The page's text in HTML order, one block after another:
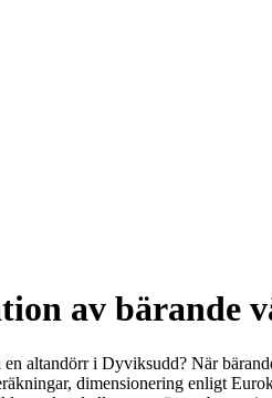
av bärande
altandörr i Dyviksudd? När
dimensionering enligt